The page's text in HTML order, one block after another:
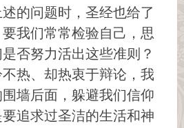
的问题时，圣经也给了
我们常常检验自己，思
否努力活出这些准则？
热、却热衷于辩论，我
墙后面，躲避我们信仰
追求过圣洁的生活和神